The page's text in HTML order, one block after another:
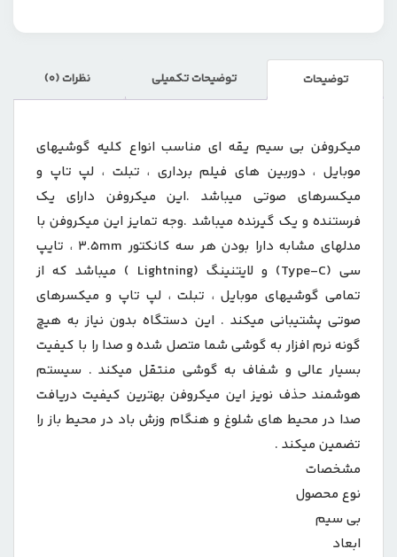
توضیحات توضیحات تکمیلی نظرات (0)
میکروفن بی سیم یقه ای مناسب انواع کلیه گوشیهای
موبایل ، دوربین های فیلم برداری ، تبلت ، لپ تاپ و
میکسرهای صوتی میباشد .این میکروفن دارای یک
فرستنده و یک گیرنده میباشد .وجه تمایز این میکروفن با
مدلهای مشابه دارا بودن هر سه کانکتور 3.5mm ، تایپ
سی (Type-C) و لایتنینگ (Lightning ) میباشد که از
تمامی گوشیهای موبایل ، تبلت ، لپ تاپ و میکسرهای
صوتی پشتیبانی میکند . این دستگاه بدون نیاز به هیچ
گونه نرم افزار به گوشی شما متصل شده و صدا را با کیفیت
بسیار عالی و شفاف به گوشی منتقل میکند . سیستم
هوشمند حذف نویز این میکروفن بهترین کیفیت دریافت
صدا در محیط های شلوغ و هنگام وزش باد در محیط باز را
تضمین میکند .
مشخصات
نوع محصول
بی سیم
ابعاد